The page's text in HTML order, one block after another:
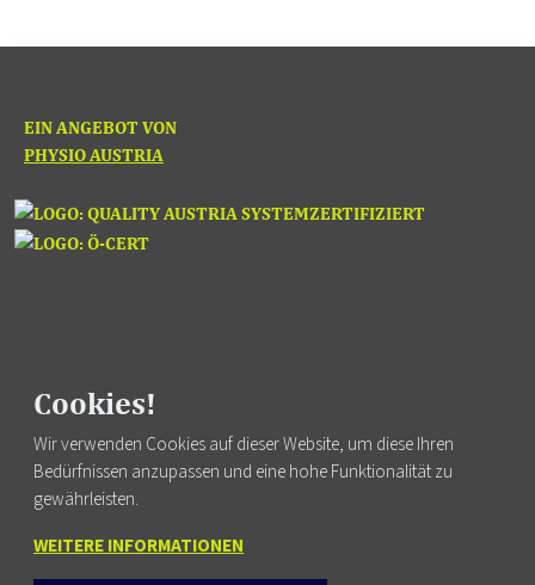
Cookies!
Wir verwenden Cookies auf dieser Website, um diese Ihren
Bedürfnissen anzupassen und eine hohe Funktionalität zu
gewährleisten.
WEITERE INFORMATIONEN
EIN ANGEBOT VON
PHYSIO AUSTRIA
Fortbildung finden
FUSSZEILENMENÜ